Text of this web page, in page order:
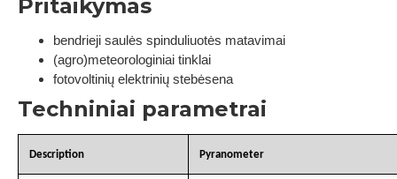
Pritaikymas
bendrieji saulės spinduliuotės matavimai
(agro)meteorologiniai tinklai
fotovoltinių elektrinių stebėsena
Techniniai parametrai
Description Pyranometer